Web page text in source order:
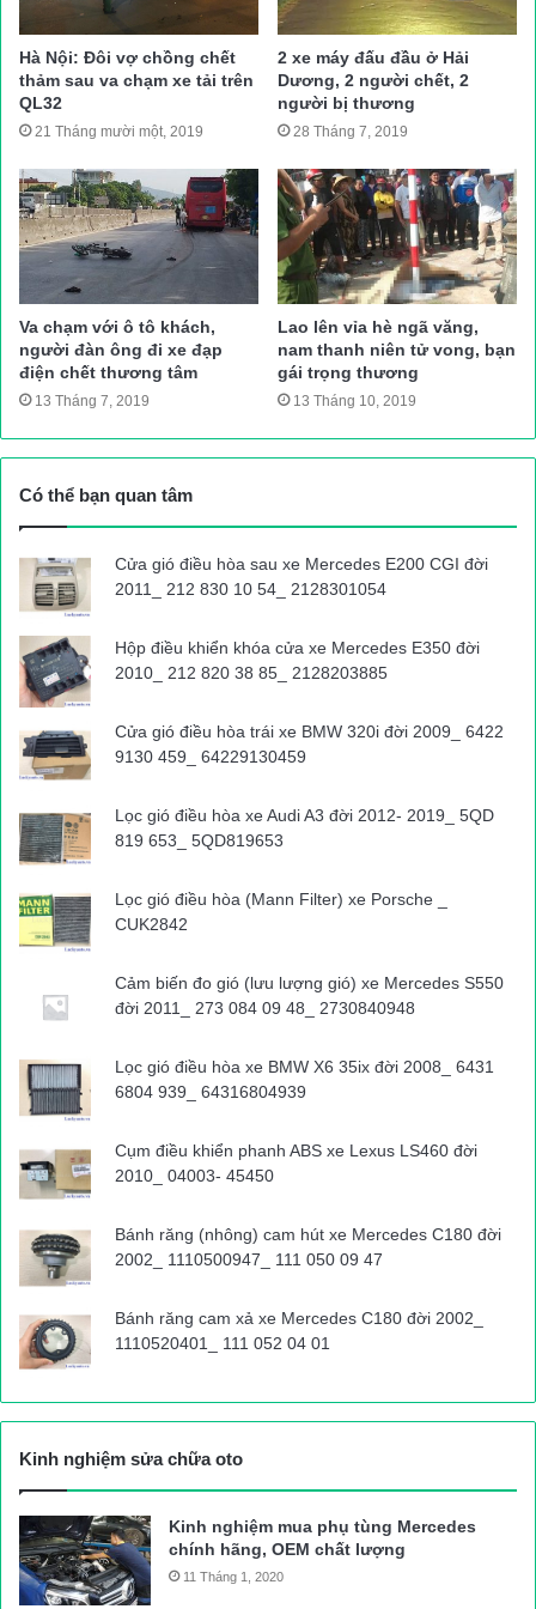
Thanh Hà (TH)
Nguồn bài viết: ATGT.VN
tai nạn giao thông Tin tuc trong ngay
Hà Nội: Đôi vợ chồng chết
thảm sau va chạm xe tải trên
QL32
21 Tháng mười một, 2019
2 xe máy đấu đầu ở Hải
Dương, 2 người chết, 2
người bị thương
28 Tháng 7, 2019
Va chạm với ô tô khách,
người đàn ông đi xe đạp
điện chết thương tâm
13 Tháng 7, 2019
Lao lên vỉa hè ngã văng,
nam thanh niên tử vong, bạn
gái trọng thương
13 Tháng 10, 2019
Có thể bạn quan tâm
Cửa gió điều hòa sau xe Mercedes E200 CGI đời
2011_ 212 830 10 54_ 2128301054
Hộp điều khiển khóa cửa xe Mercedes E350 đời
2010_ 212 820 38 85_ 2128203885
Cửa gió điều hòa trái xe BMW 320i đời 2009_ 6422
9130 459_ 64229130459
Lọc gió điều hòa xe Audi A3 đời 2012- 2019_ 5QD
819 653_ 5QD819653
Lọc gió điều hòa (Mann Filter) xe Porsche _
CUK2842
Cảm biến đo gió (lưu lượng gió) xe Mercedes S550
đời 2011_ 273 084 09 48_ 2730840948
Lọc gió điều hòa xe BMW X6 35ix đời 2008_ 6431
6804 939_ 64316804939
Cụm điều khiển phanh ABS xe Lexus LS460 đời
2010_ 04003- 45450
Bánh răng (nhông) cam hút xe Mercedes C180 đời
2002_ 1110500947_ 111 050 09 47
Bánh răng cam xả xe Mercedes C180 đời 2002_
1110520401_ 111 052 04 01
Kinh nghiệm sửa chữa oto
Kinh nghiệm mua phụ tùng Mercedes
chính hãng, OEM chất lượng
11 Tháng 1, 2020